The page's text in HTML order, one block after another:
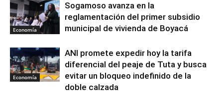
Economía
Sogamoso avanza en la
reglamentación del primer subsidio
municipal de vivienda de Boyacá
Economía
ANI promete expedir hoy la tarifa
diferencial del peaje de Tuta y busca
evitar un bloqueo indefinido de la
doble calzada